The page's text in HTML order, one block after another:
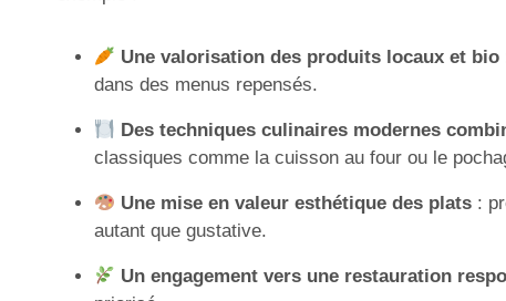
Une valorisation des produits locaux et bio
dans des menus repensés.
Des techniques culinaires modernes
classiques comme la cuisson au four ou le
Une mise en valeur esthétique des plats :
autant que gustative.
Un engagement vers une restauration